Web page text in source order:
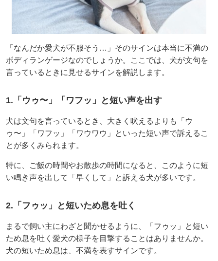
「なんだか愛犬が不服そう…」そのサインは本当に不満の
ボディランゲージなのでしょうか。ここでは、犬が文句を
言っているときに見せるサインを解説します。
1.「ウゥ〜」「ワフッ」と短い声を出す
犬は文句を言っているとき、大きく吠えるよりも「ウ
ゥ〜」「ワフッ」「ワウワウ」といった短い声で訴えるこ
とが多くみられます。
特に、ご飯の時間やお散歩の時間になると、このように短
い鳴き声を出して「早くして」と訴える犬が多いです。
2.「フゥッ」と短いため息を吐く
まるで飼い主にわざと聞かせるように、「フゥッ」と短い
ため息を吐く愛犬の様子を目撃することはありませんか。
犬の短いため息は、不満を表すサインです。